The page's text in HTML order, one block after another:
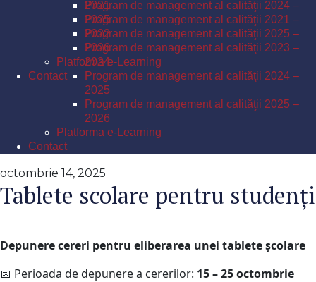
Program de management al calităţii 2024 –
2025
Program de management al calităţii 2025 –
2026
Platforma e-Learning
Contact
2021
Program de management al calităţii 2021 –
2022
Program de management al calităţii 2023 –
2024
Program de management al calităţii 2024 –
2025
Program de management al calităţii 2025 –
2026
Platforma e-Learning
Contact
octombrie 14, 2025
Tablete scolare pentru studenți
Depunere cereri pentru eliberarea unei tablete școlare
📅 Perioada de depunere a cererilor: 15 – 25 octombrie